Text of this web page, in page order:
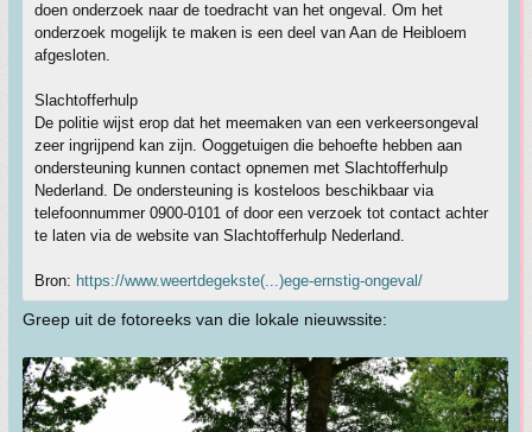
doen onderzoek naar de toedracht van het ongeval. Om het
onderzoek mogelijk te maken is een deel van Aan de Heibloem
afgesloten.
Slachtofferhulp
De politie wijst erop dat het meemaken van een verkeersongeval
zeer ingrijpend kan zijn. Ooggetuigen die behoefte hebben aan
ondersteuning kunnen contact opnemen met Slachtofferhulp
Nederland. De ondersteuning is kosteloos beschikbaar via
telefoonnummer 0900-0101 of door een verzoek tot contact achter
te laten via de website van Slachtofferhulp Nederland.
Bron: https://www.weertdegekste(...)ege-ernstig-ongeval/
Greep uit de fotoreeks van die lokale nieuwssite: